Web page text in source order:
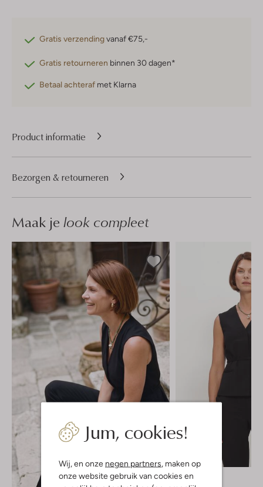
Jum, cookies!
Wij, en onze negen partners, maken op
onze website gebruik van cookies en
Gratis verzendingvanaf €75,-
Gratis retourneren binnen 30 dagen*
Betaal achteraf met Klarna
Product informatie
Bezorgen & retourneren
Maak je look compleet
Object